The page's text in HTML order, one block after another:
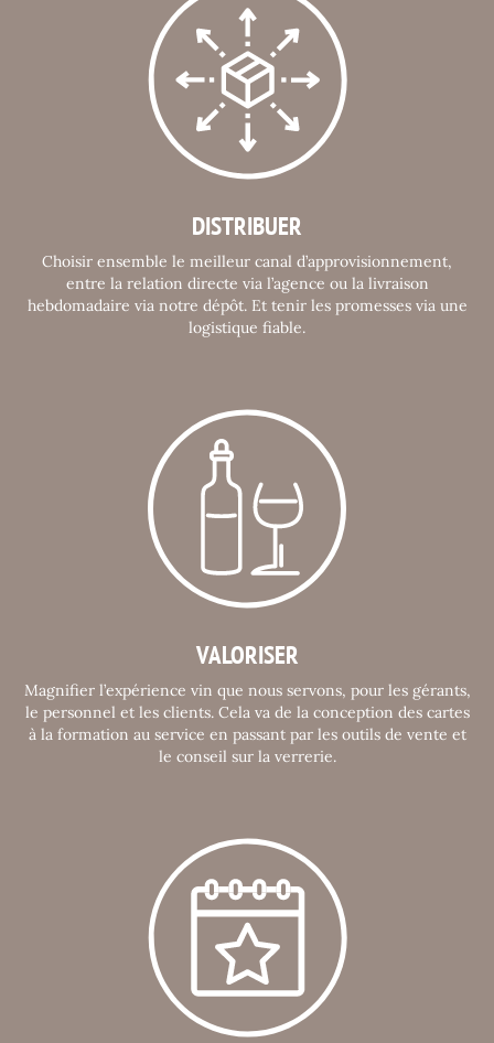
DISTRIBUER
Choisir ensemble le meilleur canal d’approvisionnement,
entre la relation directe via l’agence ou la livraison
hebdomadaire via notre dépôt. Et tenir les promesses via une
logistique fiable.
VALORISER
Magnifier l’expérience vin que nous servons, pour les gérants,
le personnel et les clients. Cela va de la conception des cartes
à la formation au service en passant par les outils de vente et
le conseil sur la verrerie.